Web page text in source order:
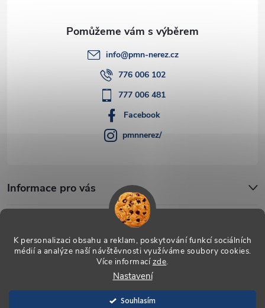
K personalizaci obsahu a reklam, poskytování funkcí sociálních
médií a analýze naší návštěvnosti využíváme soubory cookies.
Více informacízde.
Nastavení
Souhlasím
info@pmn-nerez.cz
776 006 102
777 006 481
Facebook
pmnnerez/
Informace pro vás
Vytvořil Shoptet
PMN-nerez. Všechna práva vyhrazena.
nastavení cookies